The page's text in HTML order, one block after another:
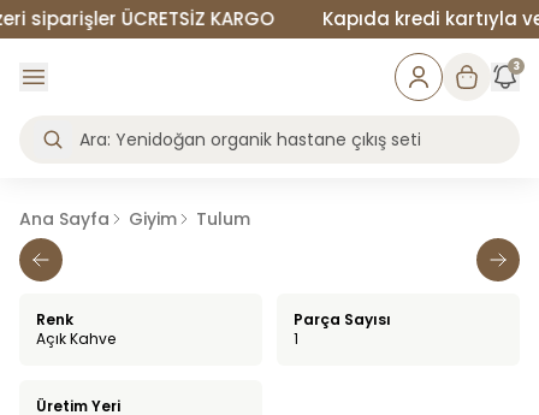
ÜCRETSİZ KARGO Kapıda kredi kartıyla
3
Ana Sayfa Giyim Tulum
Renk
Açık Kahve
Parça Sayısı
1
Üretim Yeri